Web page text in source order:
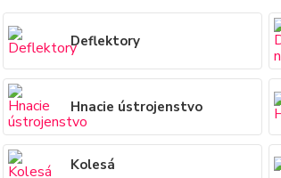
Deflektory
Hnacie ústrojenstvo
Kolesá